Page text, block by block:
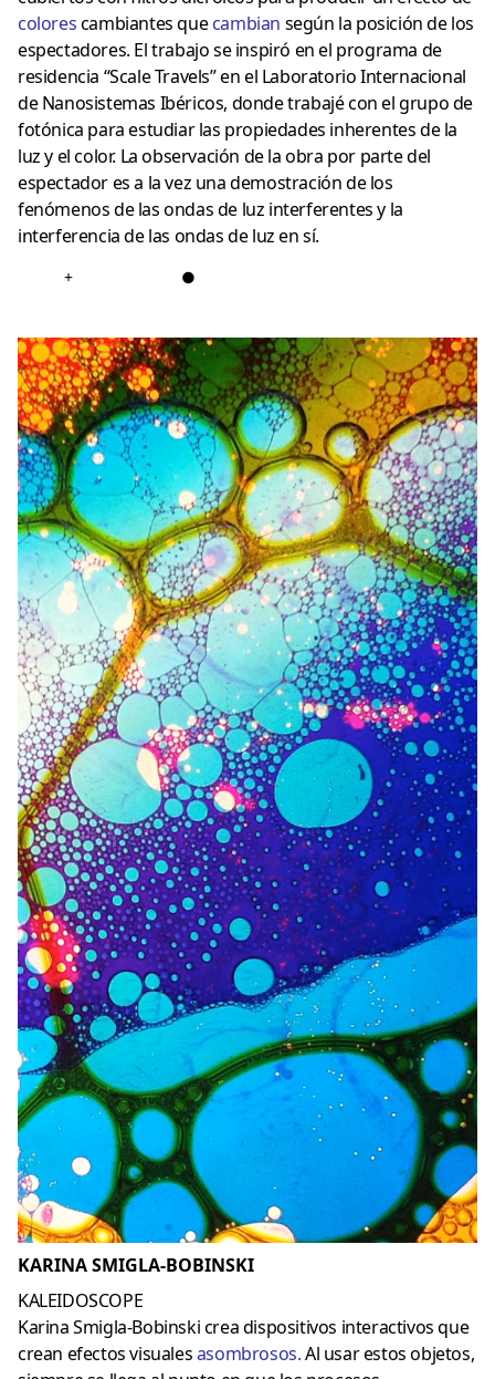
colorescambiantes quecambian según la posición de los
espectadores. El trabajo se inspiró en el programa de
residencia “Scale Travels” en el Laboratorio Internacional
de Nanosistemas Ibéricos, donde trabajé con el grupo de
fotónica para estudiar las propiedades inherentes de la
luz y el color. La observación de la obra por parte del
espectador es a la vez una demostración de los
fenómenos de las ondas de luz interferentes y la
interferencia de las ondas de luz en sí.
+ ●
KARINA SMIGLA-BOBINSKI
KALEIDOSCOPE
Karina Smigla-Bobinski crea dispositivos interactivos que
crean efectos visualesasombrosos.Al usar estos objetos,